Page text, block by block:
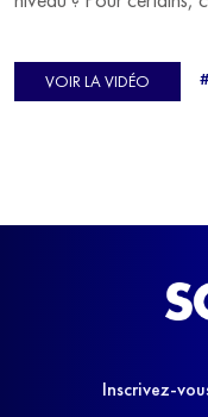
d'Europe de Horse-ball,
avant de trouver un
VOIR LA VIDÉO
Inscrivez-